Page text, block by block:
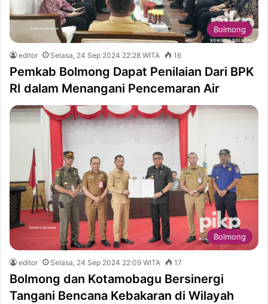
Bolmong
editor Selasa, 24 Sep 2024 22:28 WITA 16
Pemkab Bolmong Dapat Penilaian Dari BPK
RI dalam Menangani Pencemaran Air
Bolmong
editor Selasa, 24 Sep 2024 22:09 WITA 17
Bolmong dan Kotamobagu Bersinergi
Tangani Bencana Kebakaran di Wilayah